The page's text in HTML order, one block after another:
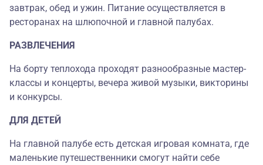
завтрак, обед и ужин. Питание осуществляется в
ресторанах на шлюпочной и главной палубах.
РАЗВЛЕЧЕНИЯ
На борту теплохода проходят разнообразные мастер-
классы и концерты, вечера живой музыки, викторины
и конкурсы.
ДЛЯ ДЕТЕЙ
На главной палубе есть детская игровая комната, где
маленькие путешественники смогут найти себе